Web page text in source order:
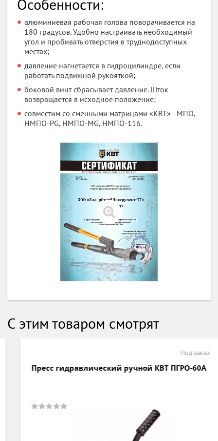
Особенности:
алюминиевая рабочая голова поворачивается на
180 градусов. Удобно настраивать необходимый
угол и пробивать отверстия в труднодоступных
местах;
давление нагнетается в гидроцилиндре, если
работать подвижной рукояткой;
боковой винт сбрасывает давление. Шток
возвращается в исходное положение;
совместим со сменными матрицами «КВТ» - МПО,
НМПО-PG, НМПО-MG, НМПО-116.
С этим товаром смотрят
Под заказ
Пресс гидравлический ручной КВТ ПГРО-60А